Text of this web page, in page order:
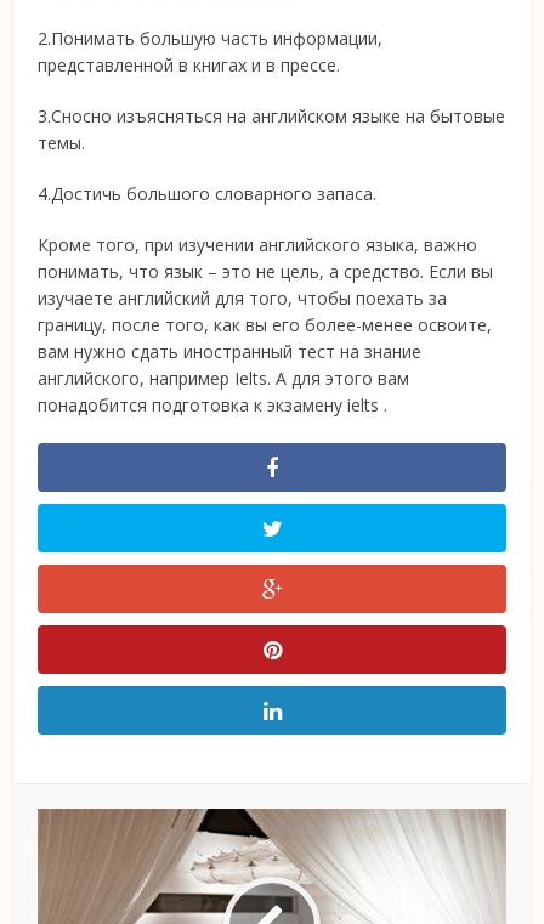
2.Понимать большую часть информации,
представленной в книгах и в прессе.
3.Сносно изъясняться на английском языке на бытовые
темы.
4.Достичь большого словарного запаса.
Кроме того, при изучении английского языка, важно
понимать, что язык – это не цель, а средство. Если вы
изучаете английский для того, чтобы поехать за
границу, после того, как вы его более-менее освоите,
вам нужно сдать иностранный тест на знание
английского, например Ielts. А для этого вам
понадобится подготовка к экзамену ielts .